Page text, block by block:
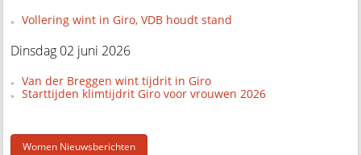
Vollering wint in Giro, VDB houdt stand
Dinsdag 02 juni 2026
Van der Breggen wint tijdrit in Giro
Starttijden klimtijdrit Giro voor vrouwen 2026
Women Nieuwsberichten